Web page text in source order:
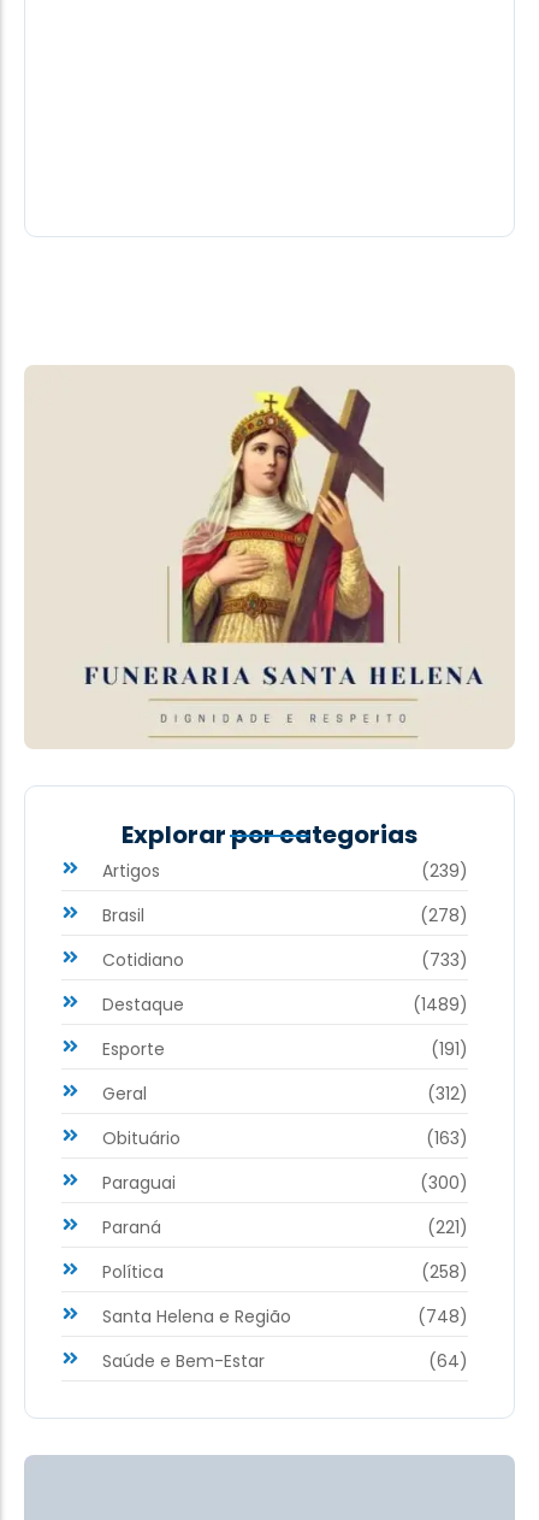
Explorar por categorias
Artigos
(239)
Brasil
(278)
Cotidiano
(733)
Destaque
(1489)
Esporte
(191)
Geral
(312)
Obituário
(163)
Paraguai
(300)
Paraná
(221)
Política
(258)
Santa Helena e Região
(748)
Saúde e Bem-Estar
(64)